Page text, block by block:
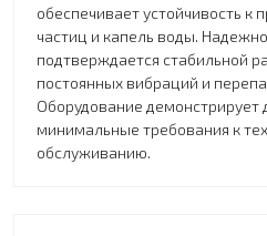
обеспечивает устойчивость к
частиц и капель воды.
подтверждается стабильной
постоянных вибраций и
Оборудование демонстрирует
минимальные требования к
обслуживанию.